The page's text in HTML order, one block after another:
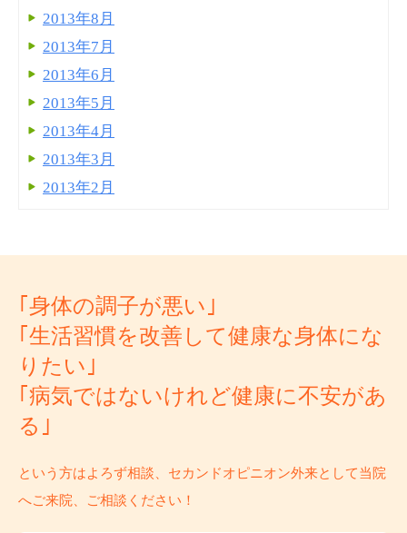
2013年8月
2013年7月
2013年6月
2013年5月
2013年4月
2013年3月
2013年2月
｢身体の調子が悪い｣
｢生活習慣を改善して健康な身体にな
りたい｣
｢病気ではないけれど健康に不安があ
る｣
という方はよろず相談、セカンドオピニオン外来として当院
へご来院、ご相談ください！